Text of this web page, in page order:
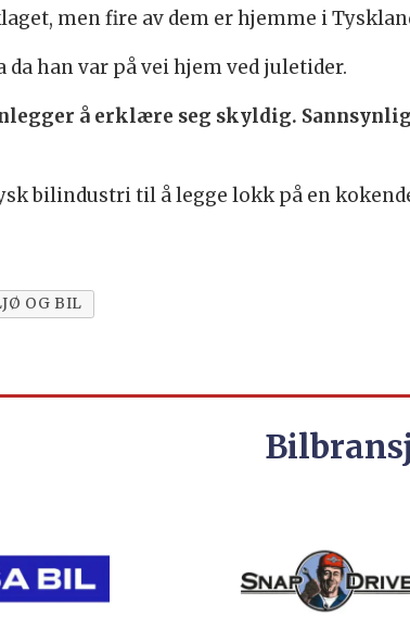
men fire av dem er hjemme i
han var på vei hjem ved juletider.
å erklære seg skyldig.
bilindustri til å legge lokk på en
OG BIL